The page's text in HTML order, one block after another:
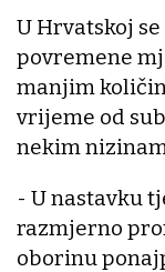
U Hrvatskoj
povremene
manjim
vrijeme od
nekim
- U nastavku
razmjerno
oborinu